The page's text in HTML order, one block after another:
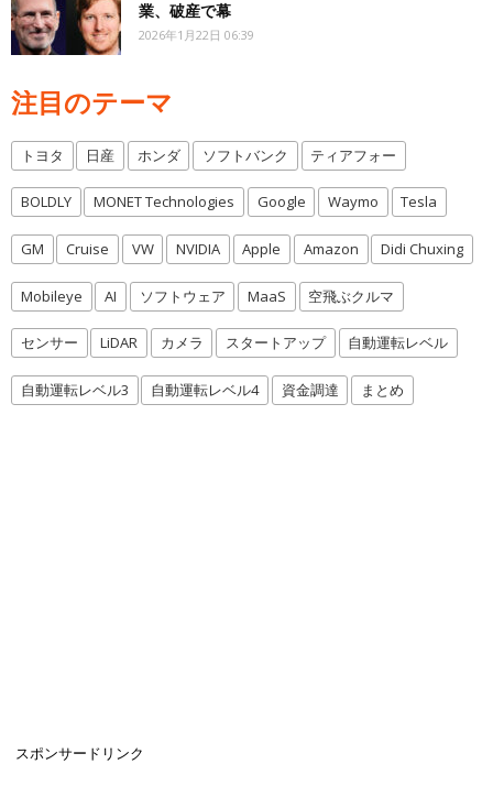
業、破産で幕
2026年1月22日 06:39
注目のテーマ
トヨタ 日産 ホンダ ソフトバンク ティアフォー
BOLDLY MONET Technologies Google Waymo Tesla
GM Cruise VW NVIDIA Apple Amazon Didi Chuxing
Mobileye AI ソフトウェア MaaS 空飛ぶクルマ
センサー LiDAR カメラ スタートアップ 自動運転レベル
自動運転レベル3 自動運転レベル4 資金調達 まとめ
スポンサードリンク